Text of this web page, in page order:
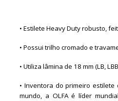
• Estilete Heavy Duty robusto,
• Possui trilho cromado e
• Utiliza lâmina de 18 mm (LB,
• Inventora do primeiro
mundo, a OLFA é líder